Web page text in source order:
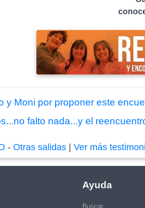
y Moni por proponer este
falto nada...y el
-Otras salidas |Ver más
Ayuda
Buscar